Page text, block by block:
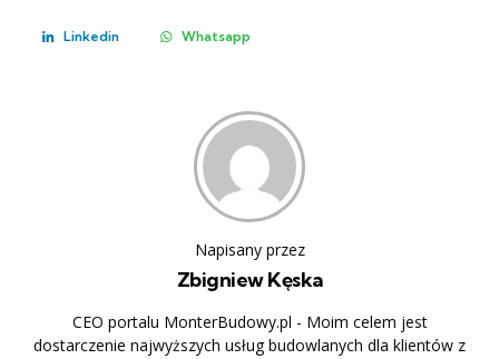
Linkedin Whatsapp
Napisany przez
Zbigniew Kęska
CEO portalu MonterBudowy.pl - Moim celem jest
dostarczenie najwyższych usług budowlanych dla klientów z